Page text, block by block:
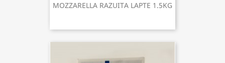
MOZZARELLA RAZUITA LAPTE 1.5KG